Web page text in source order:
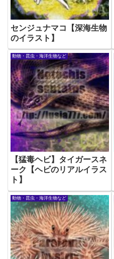
センジュナマコ【深海生物
のイラスト】
動物・昆虫・海洋生物など
【猛毒ヘビ】タイガースネ
ーク【ヘビのリアルイラス
ト】
動物・昆虫・海洋生物など